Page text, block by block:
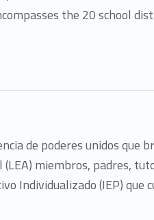
the 20 school
de poderes unidos que
miembros, padres,
Individualizado (IEP) que